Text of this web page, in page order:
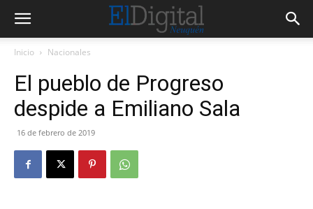
Inicio Nacionales
El pueblo de Progreso
despide a Emiliano Sala
16 de febrero de 2019